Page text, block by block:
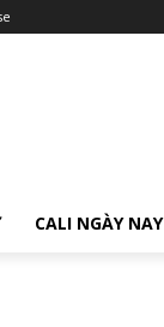
CALI NGÀY NAY